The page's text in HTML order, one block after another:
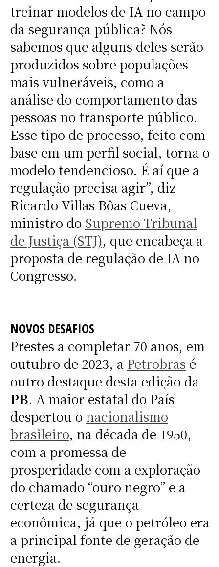
treinar modelos de IA no campo
da segurança pública? Nós
sabemos que alguns deles serão
produzidos sobre populações
mais vulneráveis, como a
análise do comportamento das
pessoas no transporte público.
Esse tipo de processo, feito com
base em um perfil social, torna o
modelo tendencioso. É aí que a
regulação precisa agir”, diz
Ricardo Villas Bôas Cueva,
ministro do Supremo Tribunal
de Justiça (STJ), que encabeça a
proposta de regulação de IA no
Congresso.
NOVOS DESAFIOS
Prestes a completar 70 anos, em
outubro de 2023, a Petrobras é
outro destaque desta edição da
PB. A maior estatal do País
despertou o nacionalismo
brasileiro, na década de 1950,
com a promessa de
prosperidade com a exploração
do chamado “ouro negro” e a
certeza de segurança
econômica, já que o petróleo era
a principal fonte de geração de
energia.